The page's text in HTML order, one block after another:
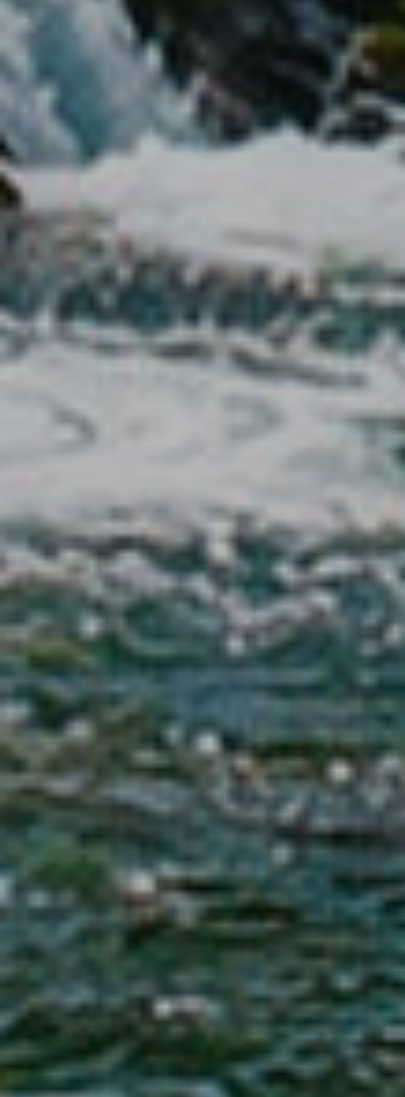
de navegación en el sitio web y mostrar publicidad
relacionada con el perfil de navegación del usuario.